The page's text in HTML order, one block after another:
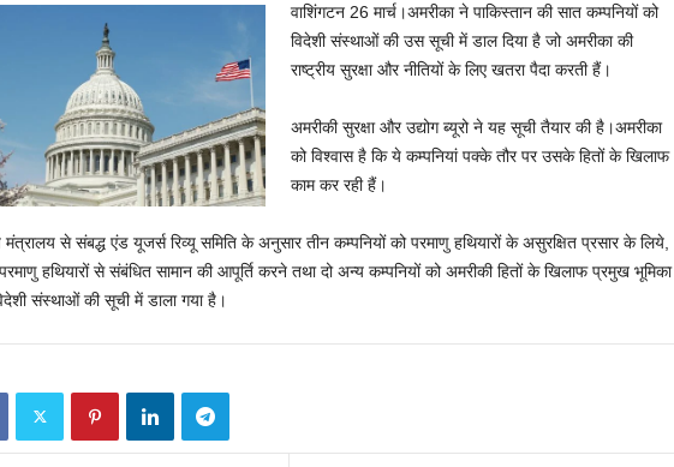
वाशिंगटन 26 मार्च।अमरीका ने पाकिस्तान की सात कम्पनियों को
विदेशी संस्थाओं की उस सूची में डाल दिया है जो अमरीका की
राष्ट्रीय सुरक्षा और नीतियों के लिए खतरा पैदा करती हैं।
अमरीकी सुरक्षा और उद्योग ब्यूरो ने यह सूची तैयार की है।अमरीका
को विश्वास है कि ये कम्पनियां पक्के तौर पर उसके हितों के खिलाफ
काम कर रही हैं।
मंत्रालय से संबद्ध एंड यूजर्स रिव्यू समिति के अनुसार तीन कम्पनियों को परमाणु हथियारों के असुरक्षित प्रसार के लिये,
हथियारों से संबंधित सामान की आपूर्ति करने तथा दो अन्य कम्पनियों को अमरीकी हितों के खिलाफ प्रमुख भूमिका
संस्थाओं की सूची में डाला गया है।